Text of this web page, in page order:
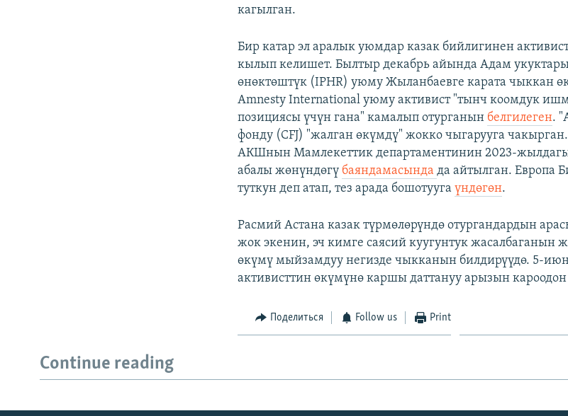
кагылган.
Бир катар эл аралык уюмдар казак бийлигинен
кылып келишет. Былтыр декабрь айында Адам
өнөктөштүк (IPHR) уюму Жыланбаевге карата чыккан
Amnesty International уюму активист "тынч коомдук
позициясы үчүн гана" камалып отурганын белгилеген.
фонду (CFJ) "жалган өкүмдү" жокко чыгарууга
АКШнын Мамлекеттик департаментинин 2023-
абалы жөнүндөгү баяндамасындада айтылган. Европа
туткун деп атап, тез арада бошотуугаүндөгөн.
Расмий Астана казак түрмөлөрүндө отургандардын
жок экенин, эч кимге саясий куугунтук жасалбаганын
өкүмү мыйзамдуу негизде чыкканын билдирүүдө. 5-
активисттин өкүмүнө каршы даттануу арызын
Поделиться Follow us Print
Continue reading